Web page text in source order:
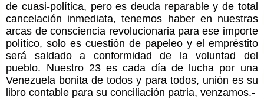
de cuasi-política, pero es deuda reparable y de total
cancelación inmediata, tenemos haber en nuestras
arcas de consciencia revolucionaria para ese importe
político, solo es cuestión de papeleo y el empréstito
será saldado a conformidad de la voluntad del
pueblo. Nuestro 23 es cada día de lucha por una
Venezuela bonita de todos y para todos, unión es su
libro contable para su conciliación patria, venzamos.-